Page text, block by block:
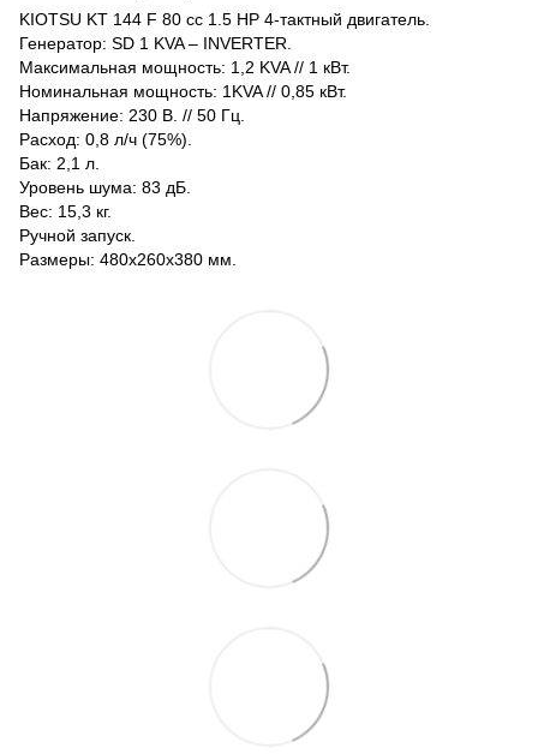
KIOTSU KT 144 F 80 cc 1.5 HP 4-тактный двигатель.
Генератор: SD 1 KVA – INVERTER.
Максимальная мощность: 1,2 KVA // 1 кВт.
Номинальная мощность: 1KVA // 0,85 кВт.
Напряжение: 230 В. // 50 Гц.
Расход: 0,8 л/ч (75%).
Бак: 2,1 л.
Уровень шума: 83 дБ.
Вес: 15,3 кг.
Ручной запуск.
Размеры: 480х260х380 мм.